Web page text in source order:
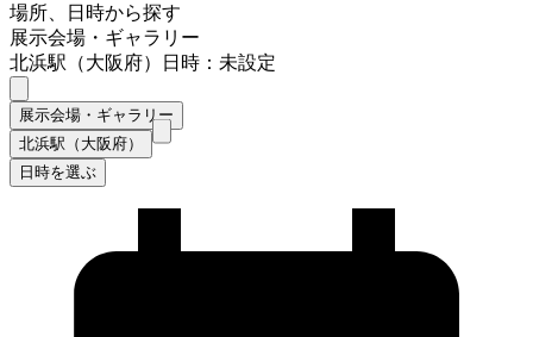
場所、日時から探す
展示会場・ギャラリー
北浜駅（大阪府）
日時：未設定
展示会場・ギャラリー
北浜駅（大阪府）
日時を選ぶ